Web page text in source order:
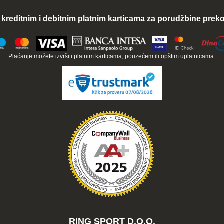
kreditnim i debitnim platnim karticama za porudžbine
Plaćanje možete izvršiti platnim karticama, pouzećem ili opštim uplatnicama.
RING SPORT D.O.O.